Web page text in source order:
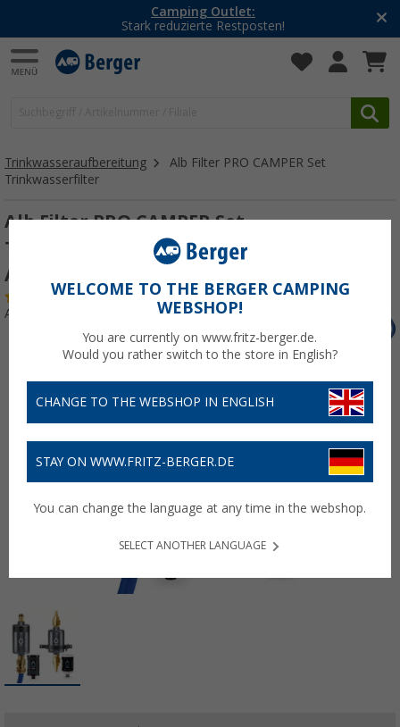
Camping Outlet:
Stark reduzierte Restposten!
Trinkwasseraufbereitung
Alb Filter PRO CAMPER Set
Trinkwasserfilter
Alb Filter PRO CAMPER Set
Trinkwasserfilter Kombination - Mit GEKA
Anschluss - Titan
(5)
Art.-Nr.: 535353
WELCOME TO THE BERGER CAMPING
WEBSHOP!
You are currently on www.fritz-berger.de.
Would you rather switch to the store in English?
CHANGE TO THE WEBSHOP IN ENGLISH
STAY ON WWW.FRITZ-BERGER.DE
You can change the language at any time in the webshop.
SELECT ANOTHER LANGUAGE